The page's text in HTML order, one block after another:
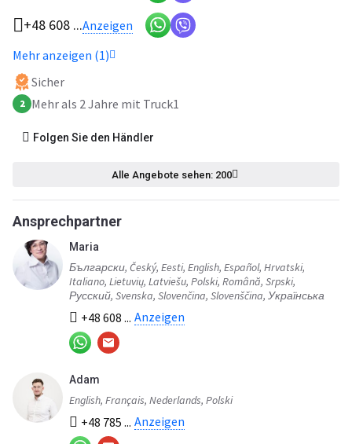
+48 608 ...Anzeigen
Mehr anzeigen (1)
Sicher
2 Mehr als 2 Jahre mit Truck1
Folgen Sie den Händler
Alle Angebote sehen: 200
Ansprechpartner
Maria
Български, Český, Eesti, English, Español, Hrvatski,
Italiano, Lietuvių, Latviešu, Polski, Română, Srpski,
Русский, Svenska, Slovenčina, Slovenščina, Українська
+48 608 ... Anzeigen
Adam
English, Français, Nederlands, Polski
+48 785 ... Anzeigen